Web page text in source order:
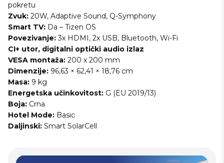
pokretu
Zvuk: 20W, Adaptive Sound, Q-Symphony
Smart TV: Da – Tizen OS
Povezivanje:3x HDMI, 2x USB, Bluetooth, Wi-Fi
CI+ utor, digitalni optički audio izlaz
VESA montaža: 200 x 200 mm
Dimenzije: 96,63 × 62,41 × 18,76 cm
Masa: 9 kg
Energetska učinkovitost: G (EU 2019/13)
Boja: Crna
Hotel Mode: Basic
Daljinski: Smart SolarCell